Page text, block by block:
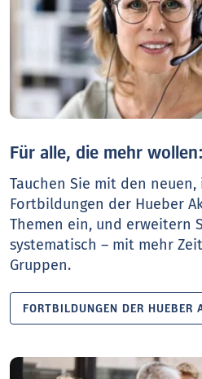
Für alle, die mehr
Tauchen Sie mit den
Fortbildungen der Hueber
Themen ein, und erweitern
systematisch – mit mehr
Gruppen.
FORTBILDUNGEN DER HUEBER